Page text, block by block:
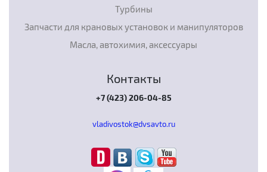
Турбины
Запчасти для крановых установок и манипуляторов
Масла, автохимия, аксессуары
Контакты
+7 (423) 206-04-85
vladivostok@dvsavto.ru